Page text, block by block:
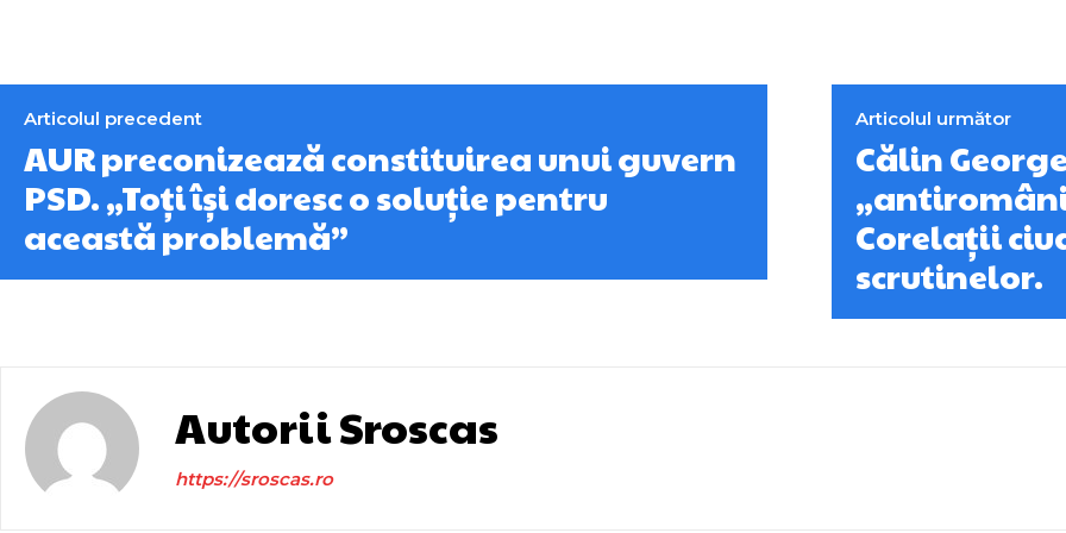
Articolul precedent
AUR preconizează constituirea unui guvern
PSD. „Toți își doresc o soluție pentru
această problemă”
Articolul următor
Călin
Corelații
scrutinelor.
Autorii Sroscas
https://sroscas.ro